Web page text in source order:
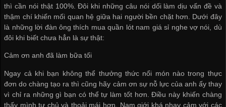
thì cần nói thật 100%. Đôi khi những câu nói dối làm dịu vấn đề và
thậm chí khiến mối quan hệ giữa hai người bền chặt hơn. Dưới đây
là những lời đàn ông thích mua quần lót nam giá sỉ nghe vợ nói, dù
đôi khi biết chưa hẳn là sự thật:
Cảm ơn anh đã làm bữa tối
Ngay cả khi bạn không thể thưởng thức nổi món nào trong thực
đơn do chàng tạo ra thì cũng hãy cảm ơn sự nỗ lực của anh ấy thay
vì chỉ ra những gì bạn có thể tự làm tốt hơn. Điều này khiến chàng
thấy mình tự chủ và thoải mái hơn. Nam giới khá nhạy cảm với các